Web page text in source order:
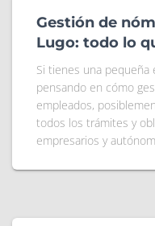
Gestión de
Lugo: todo lo
Si tienes una pequeña
pensando en cómo
empleados,
todos los trámites y
empresarios y